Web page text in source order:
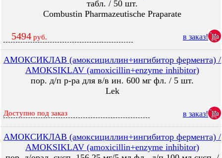
табл. / 50 шт.
Combustin Pharmazeutische Praparate
5494 руб. в заказ!
АМОКСИКЛАВ (амоксициллин+ингибитор фермента) /
AMOKSIKLAV (amoxicillin+enzyme inhibitor)
пор. д/п р-ра для в/в ин. 600 мг фл. / 5 шт.
Lek
Доступно под заказ в заказ!
АМОКСИКЛАВ (амоксициллин+ингибитор фермента) /
AMOKSIKLAV (amoxicillin+enzyme inhibitor)